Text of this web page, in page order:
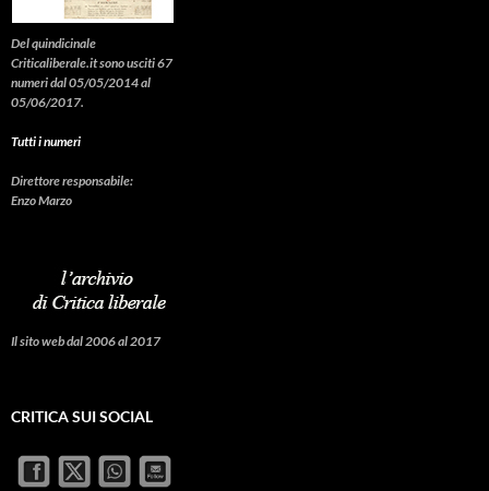
Del quindicinale
Criticaliberale.it sono usciti 67
numeri dal 05/05/2014 al
05/06/2017.
Tutti i numeri
Direttore responsabile:
Enzo Marzo
Il sito web dal 2006 al 2017
CRITICA SUI SOCIAL